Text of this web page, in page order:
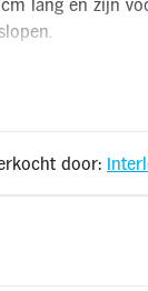
lang en zijn
binnen 2-3
binnen Nederland &
het product voldoet
boxspring willen
door: